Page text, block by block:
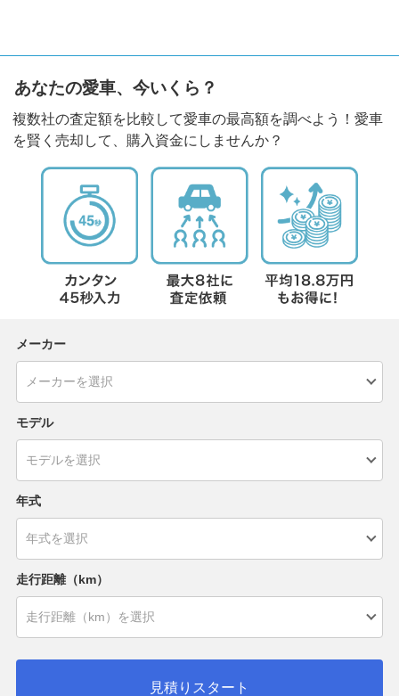
あなたの愛車、今いくら？
複数社の査定額を比較して愛車の最高額を調べよう！愛車
を賢く売却して、購入資金にしませんか？
メーカー
モデル
年式
走行距離（km）
見積りスタート